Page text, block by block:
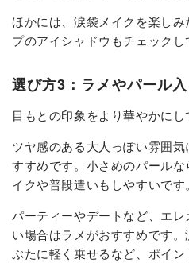
ほかには、涙袋メイクを楽し
プのアイシャドウもチェックし
選び方3：ラメやパール
目もとの印象をより華やかにし
ツヤ感のある大人っぽい雰囲
すすめです。小さめのパール
イクや普段遣いもしやすいです。
パーティーやデートなど、エ
い場合はラメがおすすめです
ぶたに軽く乗せるなど、ポイン